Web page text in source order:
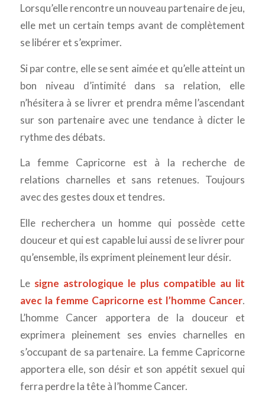
Lorsqu’elle rencontre un nouveau partenaire de jeu,
elle met un certain temps avant de complètement
se libérer et s’exprimer.
Si par contre, elle se sent aimée et qu’elle atteint un
bon niveau d’intimité dans sa relation, elle
n’hésitera à se livrer et prendra même l’ascendant
sur son partenaire avec une tendance à dicter le
rythme des débats.
La femme Capricorne est à la recherche de
relations charnelles et sans retenues. Toujours
avec des gestes doux et tendres.
Elle recherchera un homme qui possède cette
douceur et qui est capable lui aussi de se livrer pour
qu’ensemble, ils expriment pleinement leur désir.
Le signe astrologique le plus compatible au lit
avec la femme Capricorne est l’homme Cancer.
L’homme Cancer apportera de la douceur et
exprimera pleinement ses envies charnelles en
s’occupant de sa partenaire. La femme Capricorne
apportera elle, son désir et son appétit sexuel qui
ferra perdre la tête à l’homme Cancer.